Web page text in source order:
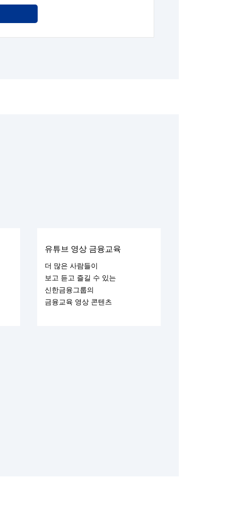
유튜브 영상 금융교육
더 많은 사람들이
보고 듣고 즐길 수 있는
신한금융그룹의
금융교육 영상 콘텐츠